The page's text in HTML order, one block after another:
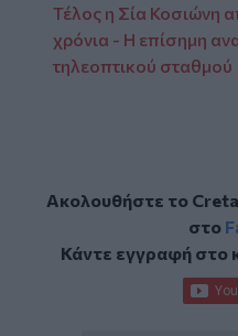
Τέλος η Σία Κοσιώνη
χρόνια - Η επίσημη
τηλεοπτικού σταθμού
Ακολουθήστε το
στο
Κάντε εγγραφή στο